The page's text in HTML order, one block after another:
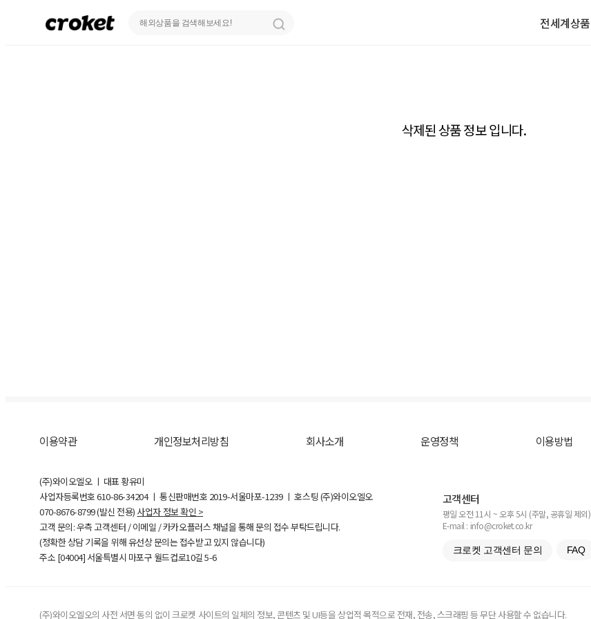
전세계상품
삭제된 상품 정보 입니다.
이용약관 개인정보처리방침 회사소개 운영정책 이용방법
(주)와이오엘오 ㅣ 대표 황유미
사업자등록번호610-86-34204ㅣ 통신판매번호 2019-서울마포-1239 ㅣ 호스팅 (주)와이오엘오
070-8676-8799 (발신 전용) 사업자 정보 확인 >
고객 문의: 우측 고객센터 / 이메일 / 카카오플러스 채널을 통해 문의 접수 부탁드립니다.
(정확한 상담 기록을 위해 유선상 문의는 접수받고 있지 않습니다)
주소 [04004] 서울특별시 마포구 월드컵로10길5-6
고객센터
평일 오전 11시 ~ 오후 5시 (주말, 공휴일 제외)
E-mail : info@croket.co.kr
크로켓 고객센터 문의 FAQ
(주)와이오엘오의 사전 서면 동의 없이 크로켓 사이트의 일체의 정보, 콘텐츠 및 UI등을 상업적 목적으로 전재, 전송, 스크래핑 등 무단 사용할 수 없습니다.